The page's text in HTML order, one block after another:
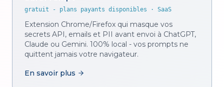
gratuit - plans payants disponibles · SaaS
Extension Chrome/Firefox qui masque vos
secrets API, emails et PII avant envoi à ChatGPT,
Claude ou Gemini. 100% local - vos prompts ne
quittent jamais votre navigateur.
En savoir plus